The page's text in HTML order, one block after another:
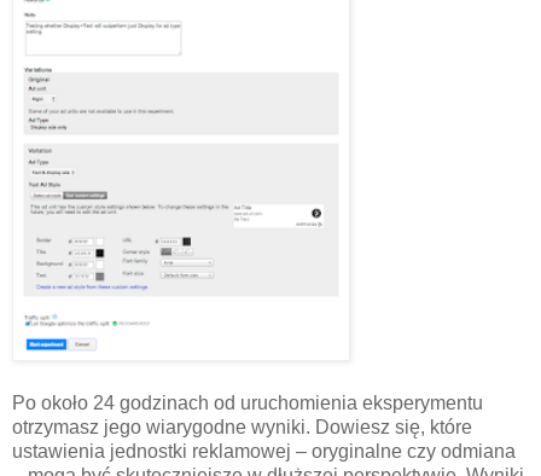
Po około 24 godzinach od uruchomienia eksperymentu
otrzymasz jego wiarygodne wyniki. Dowiesz się, które
ustawienia jednostki reklamowej – oryginalne czy odmiana